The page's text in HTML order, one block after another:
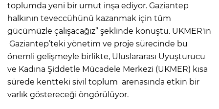
toplumda yeni bir umut inşa ediyor. Gaziantep
halkının teveccühünü kazanmak için tüm
gücümüzle çalışacağız” şeklinde konuştu. UKMER'in
Gaziantep’teki yönetim ve proje sürecinde bu
önemli gelişmeyle birlikte, Uluslararası Uyuşturucu
ve Kadına Şiddetle Mücadele Merkezi (UKMER) kısa
sürede kentteki sivil toplum arenasında etkin bir
varlık göstereceği öngörülüyor.